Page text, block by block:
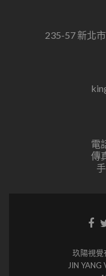
235-57 新北
電
傳
玖陽視
JIN YANG